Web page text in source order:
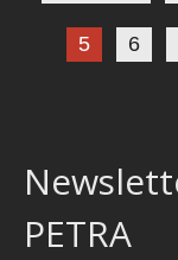
5 6
PETRA